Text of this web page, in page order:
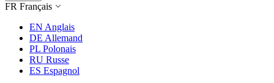
FR Français
EN Anglais
DE Allemand
PL Polonais
RU Russe
ES Espagnol